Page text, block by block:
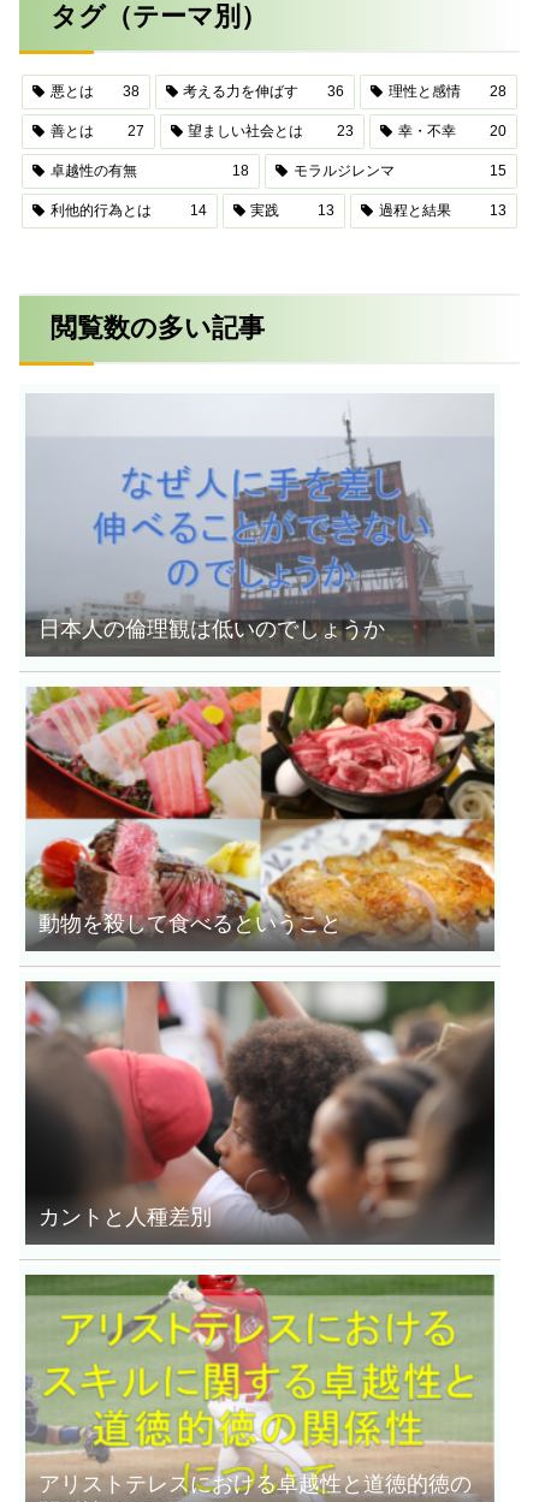
タグ（テーマ別）
悪とは 38 考える力を伸ばす 36 理性と感情 28
善とは 27 望ましい社会とは 23 幸・不幸 20
卓越性の有無 18 モラルジレンマ 15
利他的行為とは 14 実践 13 過程と結果 13
閲覧数の多い記事
日本人の倫理観は低いのでしょうか
動物を殺して食べるということ
カントと人種差別
アリストテレスにおける卓越性と道徳的徳の